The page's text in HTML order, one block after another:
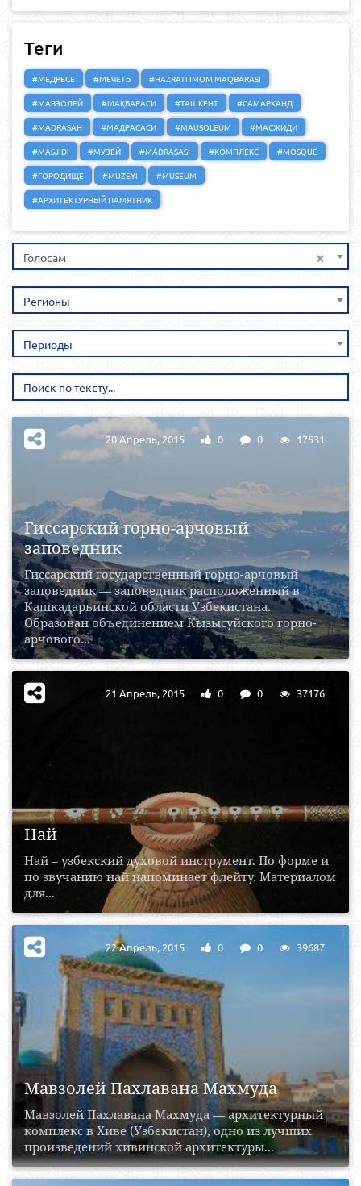
Теги
#МЕДРЕСЕ #МЕЧЕТЬ
#HAZRATI IMOM MAQBARASI
#МАВЗОЛЕЙ
#МАҚБАРАСИ #ТАШКЕНТ
#САМАРКАНД
#MADRASAH
#МАДРАСАСИ #MAUSOLEUM
#МАСЖИДИ
#MASJIDI
#МУЗЕЙ #MADRASASI #КОМПЛЕКС
#MOSQUE
#ГОРОДИЩЕ
#MUZEYI
#MUSEUM
#АРХИТЕКТУРНЫЙ ПАМЯТНИК
×
Голосам
Регионы
Периоды
Гиссарский горно-арчовый
заповедник
Гиссарский государственный горно-арчовый
заповедник — заповедник расположенный в
Кашкадарьинской области Узбекистана.
Образован объединением Кызысуйского горно-
арчового...
20 Апрель, 2015 0 0 17531
Най
Най – узбекский духовой инструмент. По форме и
по звучанию най напоминает флейту. Материалом
для...
21 Апрель, 2015 0 0 37176
​Мавзолей Пахлавана Махмуда
Мавзолей Пахлавана Махмуда — архитектурный
комплекс в Хиве (Узбекистан), одно из лучших
произведений хивинской архитектуры...
22 Апрель, 2015 0 0 39687